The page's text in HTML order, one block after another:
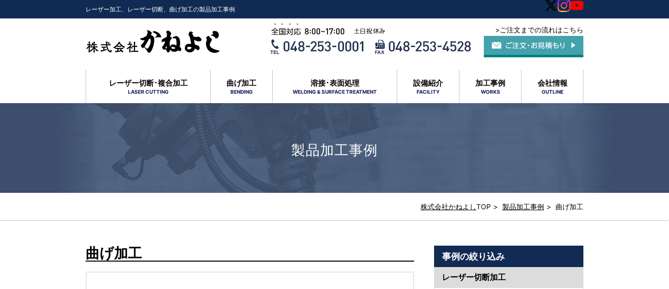
レーザー加工、レーザー切断、曲げ加工の製品加工事例
>ご注文までの流れはこちら
レーザー切断･複合加工
LASER CUTTING
曲げ加工
BENDING
溶接･表面処理
WELDING & SURFACE TREATMENT
設備紹介
FACILITY
加工事例
WORKS
会社情報
OUTLINE
製品加工事例
株式会社かねよしTOP 製品加工事例 曲げ加工
曲げ加工 事例の絞り込み
レーザー切断加工